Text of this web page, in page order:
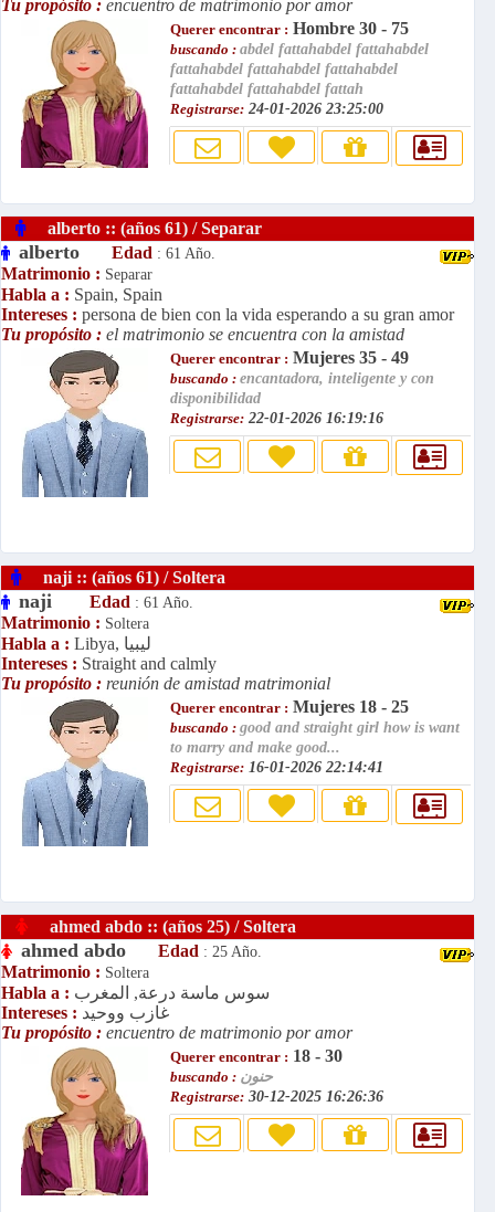
Tu propósito : encuentro de matrimonio por amor
Querer encontrar : Hombre 30 - 75
buscando : abdel fattahabdel fattahabdel
fattahabdel fattahabdel fattahabdel
fattahabdel fattahabdel fattah
Registrarse: 24-01-2026 23:25:00
alberto :: (años 61) / Separar
alberto Edad : 61 Año.
Matrimonio : Separar
Habla a : Spain, Spain
Intereses : persona de bien con la vida esperando a su gran amor
Tu propósito : el matrimonio se encuentra con la amistad
Querer encontrar : Mujeres 35 - 49
buscando : encantadora, inteligente y con
disponibilidad
Registrarse: 22-01-2026 16:19:16
naji :: (años 61) / Soltera
naji Edad : 61 Año.
Matrimonio : Soltera
Habla a :
Libya, ليبيا
Intereses : Straight and calmly
Tu propósito : reunión de amistad matrimonial
Querer encontrar : Mujeres 18 - 25
buscando : good and straight girl how is want
to marry and make good...
Registrarse: 16-01-2026 22:14:41
ahmed abdo :: (años 25) / Soltera
ahmed abdo Edad : 25 Año.
Matrimonio : Soltera
Habla a : سوس ماسة درعة, المغرب
Intereses : غازب ووحيد
Tu propósito : encuentro de matrimonio por amor
Querer encontrar : 18 - 30
buscando : حنون
Registrarse: 30-12-2025 16:26:36